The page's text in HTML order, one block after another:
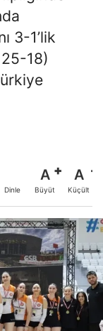
3-1’lik
18)
Dinle
A
Büyüt
A
Küçült